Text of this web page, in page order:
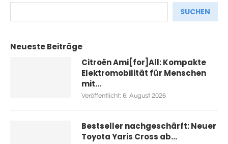
SUCHEN
Neueste Beiträge
Citroën Ami[for]All: Kompakte
Elektromobilität für Menschen
mit...
Veröffentlicht: 6. August 2026
Bestseller nachgeschärft: Neuer
Toyota Yaris Cross ab...